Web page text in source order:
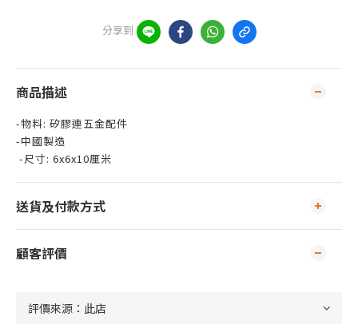
分享到
商品描述
-物料: 矽膠連五金配件
-中國製造
-尺寸: 6x6x10厘米
送貨及付款方式
顧客評價